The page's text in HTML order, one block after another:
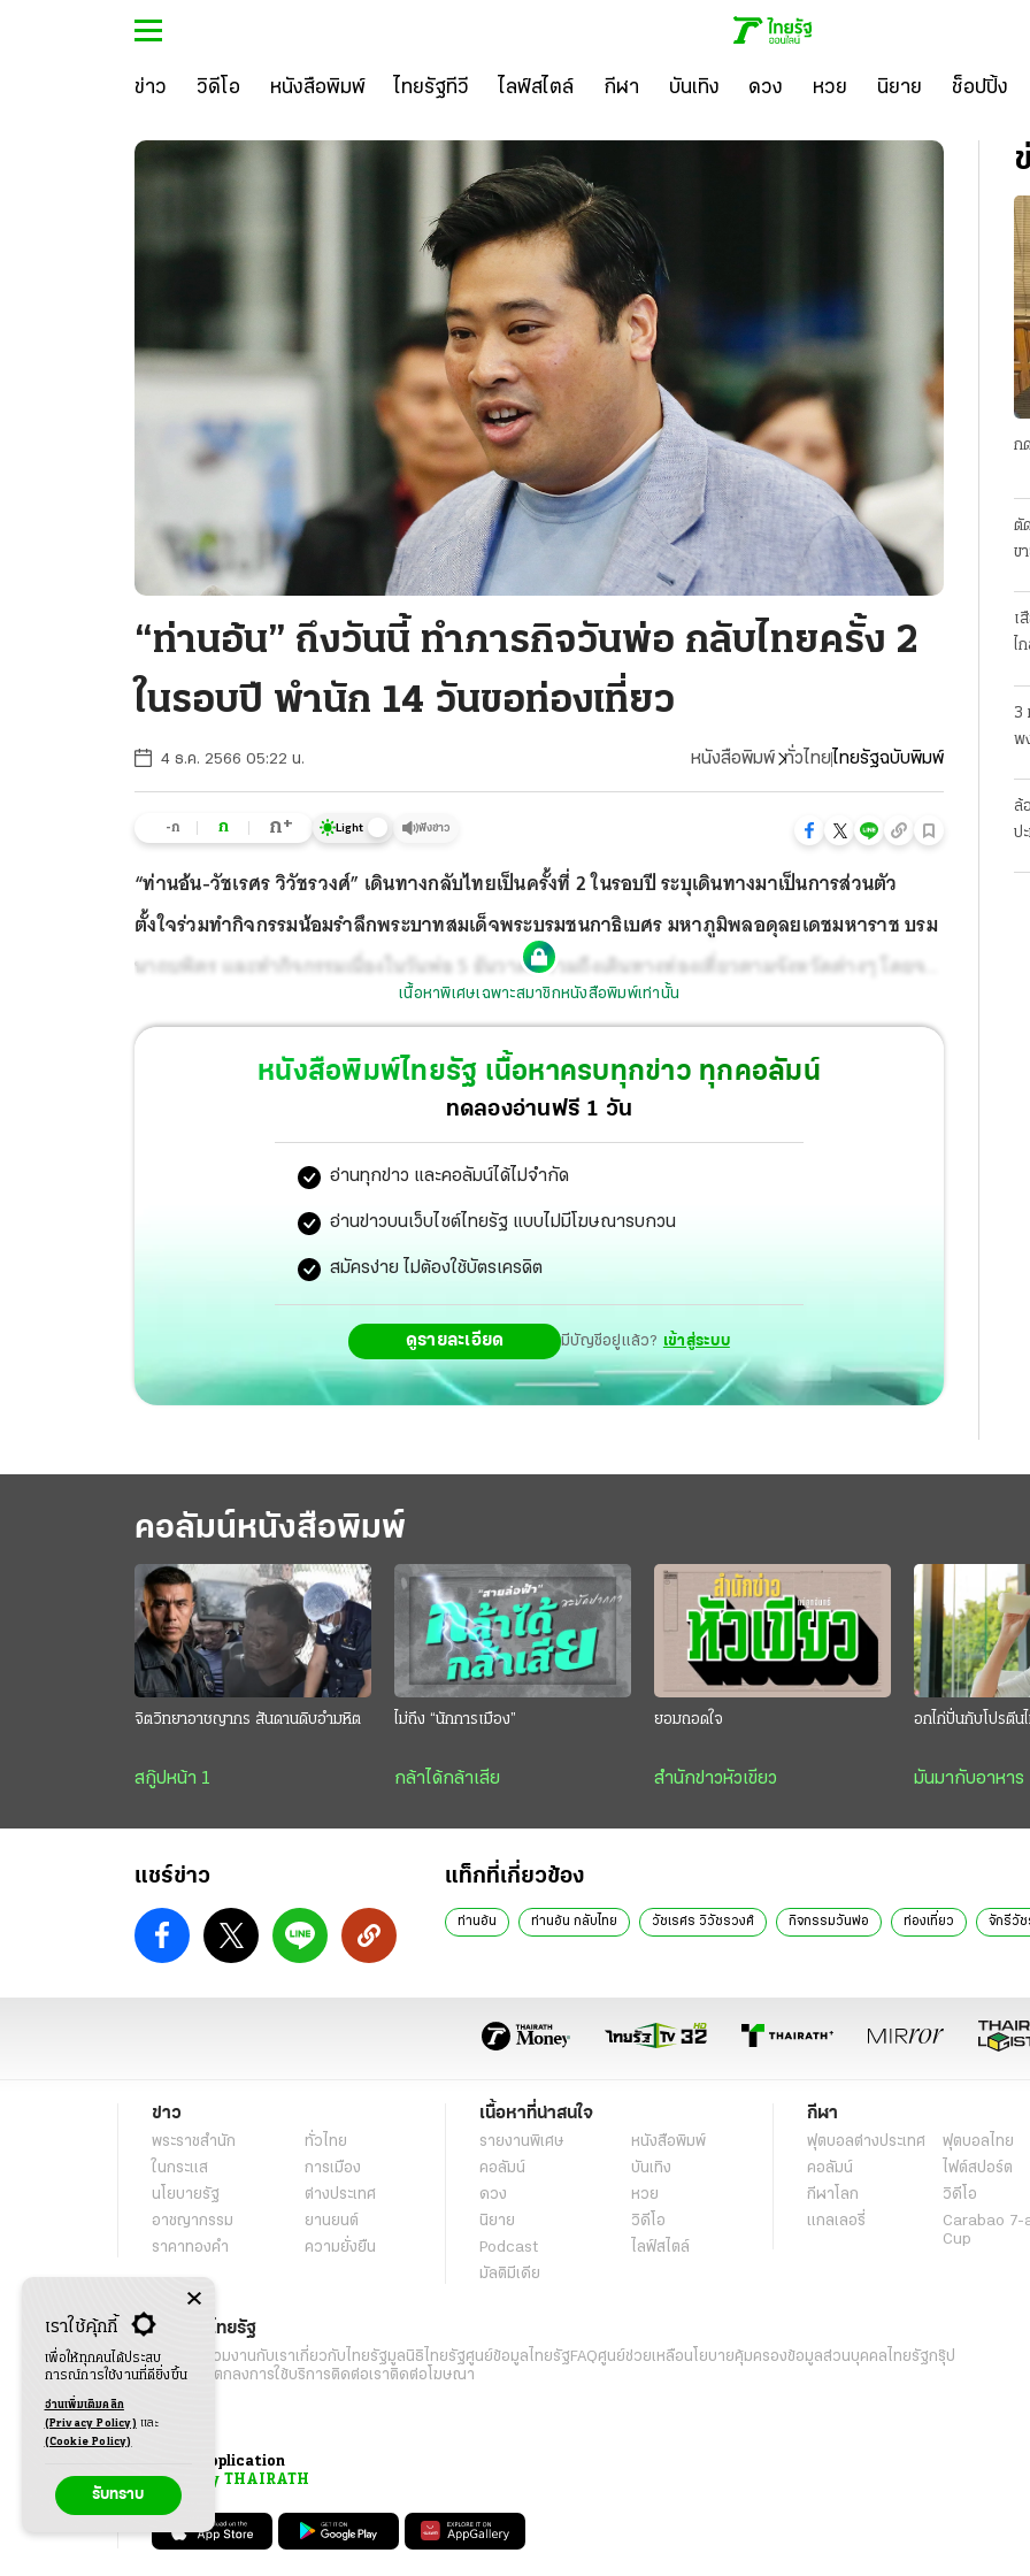
ข่าว วิดีโอ หนังสือพิมพ์ ไทยรัฐทีวี ไลฟ์สไตล์ กีฬา บันเทิง ดวง หวย นิยาย ช็อปปิ้ง
“ท่านอ้น” ถึงวันนี้ ทำภารกิจวันพ่อ กลับไทยครั้ง 2
ในรอบปี พำนัก 14 วันขอท่องเที่ยว
4 ธ.ค. 2566 05:22 น. หนังสือพิมพ์ ทั่วไทยไทยรัฐฉบับพิมพ์
-ก ก ก+ Light ฟังข่าว
“ท่านอ้น-วัชเรศร วิวัชรวงศ์” เดินทางกลับไทยเป็นครั้งที่ 2 ในรอบปี ระบุเดินทางมาเป็นการส่วนตัว
ตั้งใจร่วมทำกิจกรรมน้อมรำลึกพระบาทสมเด็จพระบรมชนกาธิเบศร มหาภูมิพลอดุลยเดชมหาราช บรม
นาถบพิตร และทำกิจกรรมเนื่องในวันพ่อ 5 ธันวาคม รวมถึงเดินทางท่องเที่ยวตามจังหวัดต่างๆ โดยจะ
ไปแบบเรียบง่าย คาดจะอยู่นาน 2 สัปดาห์เนื้อหาพิเศษเฉพาะสมาชิกหนังสือพิมพ์เท่านั้น
หนังสือพิมพ์ไทยรัฐ เนื้อหาครบทุกข่าว ทุกคอลัมน์
ทดลองอ่านฟรี 1 วัน
อ่านทุกข่าว และคอลัมน์ได้ไม่จำกัด
อ่านข่าวบนเว็บไซต์ไทยรัฐ แบบไม่มีโฆษณารบกวน
สมัครง่าย ไม่ต้องใช้บัตรเครดิต
ดูรายละเอียด มีบัญชีอยู่แล้ว? เข้าสู่ระบบ
ก
ตั
ข
เ
ไ
3
พ
ล้
ป
คอลัมน์หนังสือพิมพ์
จิตวิทยาอาชญากร สันดานดิบอำมหิต
สกู๊ปหน้า 1
ไม่ถึง “นักการเมือง”
กล้าได้กล้าเสีย
ยอมถอดใจ
สำนักข่าวหัวเขียว
อกไก่ปั่นกับโปรตีน
มันมากับอาหาร
แชร์ข่าว แท็กที่เกี่ยวข้อง
ท่านอ้น ท่านอ้น กลับไทย วัชเรศร วิวัชรวงศ์ กิจกรรมวันพ่อ ท่องเที่ยว จักรีวั
ข่าว
พระราชสำนัก
ทั่วไทย
ในกระแส
การเมือง
นโยบายรัฐ
ต่างประเทศ
อาชญากรรม
ยานยนต์
ราคาทองคำ
ความยั่งยืน
เนื้อหาที่น่าสนใจ
รายงานพิเศษ
หนังสือพิมพ์
คอลัมน์
บันเทิง
ดวง
หวย
นิยาย
วิดีโอ
Podcast
ไลฟ์สไตล์
มัลติมีเดีย
กีฬา
ฟุตบอลต่่างประเทศ
ฟุตบอลไทย
คอลัมน์
ไฟต์สปอร์ต
กีฬาโลก
วิดีโอ
แกลเลอรี่
Carabao 7-
Cup
เกี่ยวกับไทยรัฐ
กิจกรรม ร่วมงานกับเราเกี่ยวกับไทยรัฐมูลนิธิไทยรัฐศูนย์ข้อมูลไทยรัฐFAQศูนย์ช่วยเหลือนโยบายคุ้มครองข้อมูลส่วนบุคคลไทยรัฐกรุ๊ป
เงื่อนไขข้อตกลงการใช้บริการติดต่อเราติดต่อโฆษณา
Application
My THAIRATH
เราใช้คุ้กกี้
เพื่อให้ทุกคนได้ประสบ
การณ์การใช้งานที่ดียิ่งขึ้น
อ่านเพิ่มเติมคลิก
(Privacy Policy) และ
(Cookie Policy)
รับทราบ